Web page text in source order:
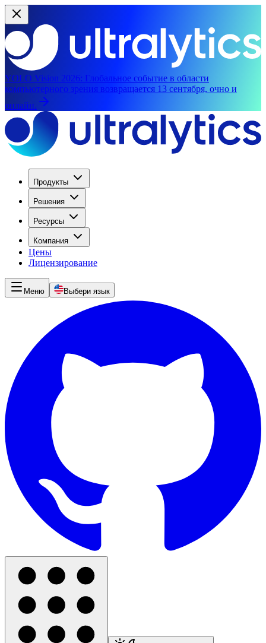
YOLO Vision 2026: Глобальное событие в области
компьютерного зрения возвращается 13 сентября, очно и
онлайн.
Продукты
Решения
Ресурсы
Компания
Цены
Лицензирование
Меню Выбери язык